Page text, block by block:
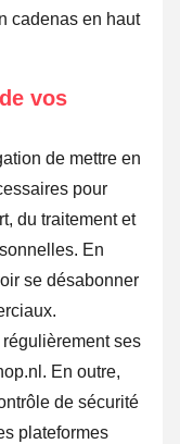
cadenas en haut
vos
de mettre en
pour
du traitement et
En
se désabonner
ses
En outre,
de sécurité
plateformes